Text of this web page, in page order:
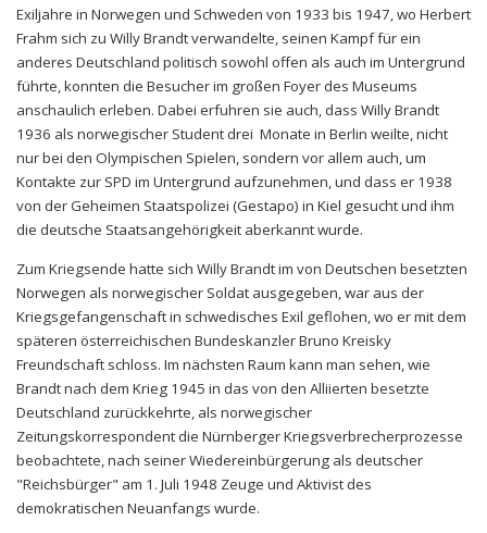
Exiljahre in Norwegen und Schweden von 1933 bis 1947, wo Herbert
Frahm sich zu Willy Brandt verwandelte, seinen Kampf für ein
anderes Deutschland politisch sowohl offen als auch im Untergrund
führte, konnten die Besucher im großen Foyer des Museums
anschaulich erleben. Dabei erfuhren sie auch, dass Willy Brandt
1936 als norwegischer Student drei Monate in Berlin weilte, nicht
nur bei den Olympischen Spielen, sondern vor allem auch, um
Kontakte zur SPD im Untergrund aufzunehmen, und dass er 1938
von der Geheimen Staatspolizei (Gestapo) in Kiel gesucht und ihm
die deutsche Staatsangehörigkeit aberkannt wurde.
Zum Kriegsende hatte sich Willy Brandt im von Deutschen besetzten
Norwegen als norwegischer Soldat ausgegeben, war aus der
Kriegsgefangenschaft in schwedisches Exil geflohen, wo er mit dem
späteren österreichischen Bundeskanzler Bruno Kreisky
Freundschaft schloss. Im nächsten Raum kann man sehen, wie
Brandt nach dem Krieg 1945 in das von den Alliierten besetzte
Deutschland zurückkehrte, als norwegischer
Zeitungskorrespondent die Nürnberger Kriegsverbrecherprozesse
beobachtete, nach seiner Wiedereinbürgerung als deutscher
"Reichsbürger" am 1. Juli 1948 Zeuge und Aktivist des
demokratischen Neuanfangs wurde.